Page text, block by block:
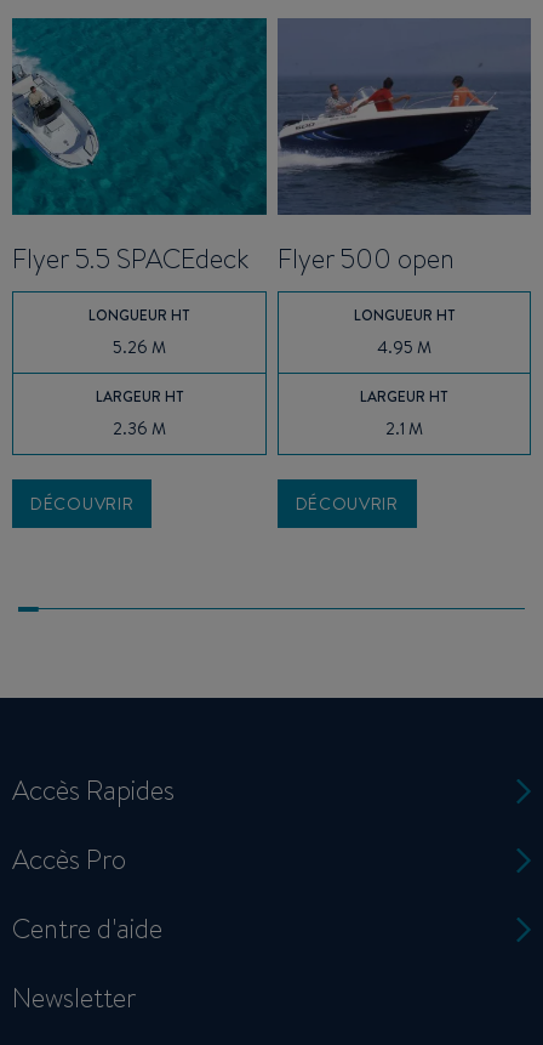
Flyer 5.5 SPACEdeck
LONGUEUR HT
5.26 M
LARGEUR HT
2.36 M
DÉCOUVRIR
Flyer 500 open
LONGUEUR HT
4.95 M
LARGEUR HT
2.1 M
DÉCOUVRIR
Accès Rapides
Accès Pro
Centre d'aide
Newsletter